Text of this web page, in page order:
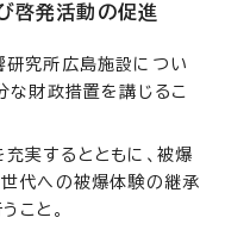
啓発活動の促進
研究所広島施設につい
な財政措置を講じるこ
実するとともに、被爆
代への被爆体験の継承
こと。